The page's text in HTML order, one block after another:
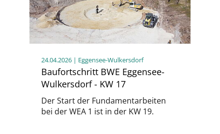
24.04.2026 | Eggensee-Wulkersdorf
Baufortschritt BWE Eggensee-
Wulkersdorf - KW 17
Der Start der Fundamentarbeiten
bei der WEA 1 ist in der KW 19.